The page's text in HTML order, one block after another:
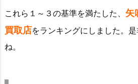
これら１～３の基準を満たした、 矢
買取店をランキングにしました。
ね。